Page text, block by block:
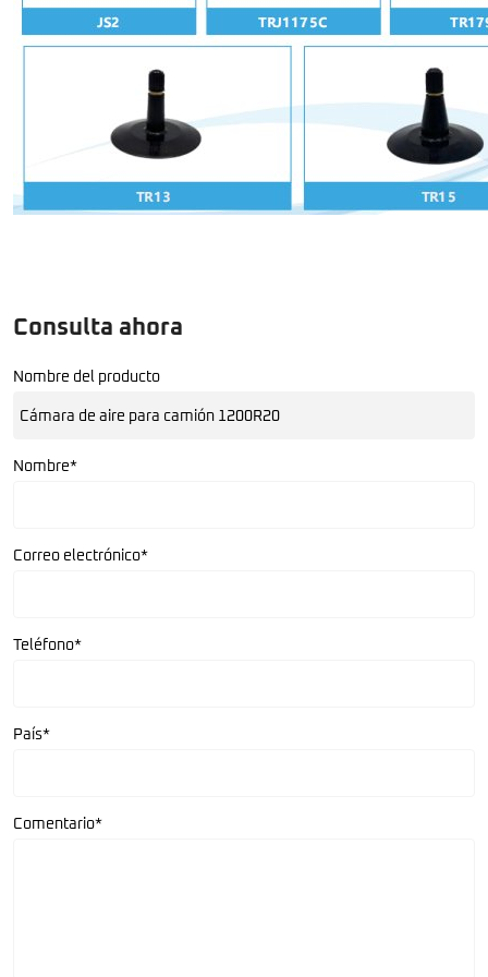
Consulta ahora
Nombre del producto
Nombre*
Correo electrónico*
Teléfono*
País*
Comentario*